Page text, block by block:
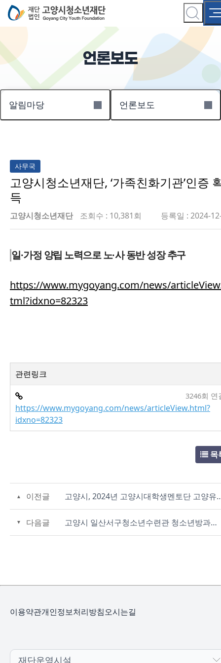
언론보도
알림마당 언론보도
사무국
고양시청소년재단, ‘가족친화기관’인증
득
고양시청소년재단 조회수 : 10,381회 등록일 : 2024-
일·가정 양립 노력으로 노·사 동반 성장 추구
https://www.mygoyang.com/news/
tml?idxno=82323
관련링크
https://www.mygoyang.com/news/articleView.html?
idxno=82323
3246회 연
목
이전글 고양시, 2024년 고양
다음글 고양시 일산서구청소년수련관 청소년방과후아카데미, 라온꿈터 제5회 수료 및 졸업식 성료
이용약관개인정보처리방침오시는길
재단운영시설